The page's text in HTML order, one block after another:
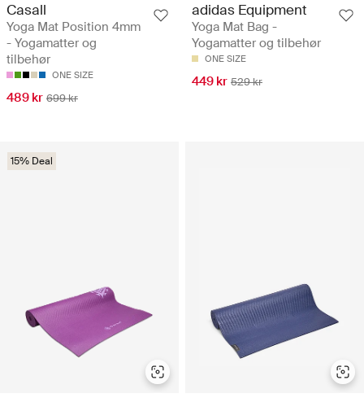
Casall
Yoga Mat Position 4mm
- Yogamatter og
tilbehør
ONE SIZE
489 kr 699 kr
adidas Equipment
Yoga Mat Bag -
Yogamatter og tilbehør
ONE SIZE
449 kr 529 kr
15% Deal